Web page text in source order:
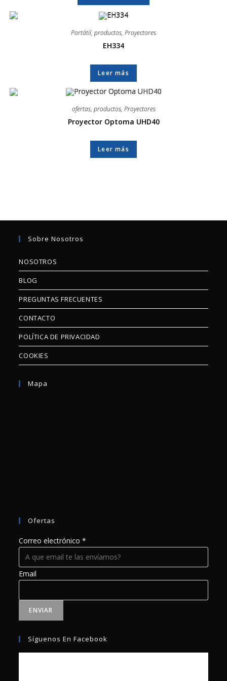
Portátil, productos, Proyectores
EH334
Leer más
ofertas, productos, Proyectores
Proyector Optoma UHD40
Leer más
Sobre Nosotros
NOSOTROS
BLOG
PREGUNTAS FRECUENTES
CONTACTO
POLÍTICA DE PRIVACIDAD
COOKIES
Mapa
Ofertas
Correo electrónico*
Email
ENVIAR
Síguenos En Facebook